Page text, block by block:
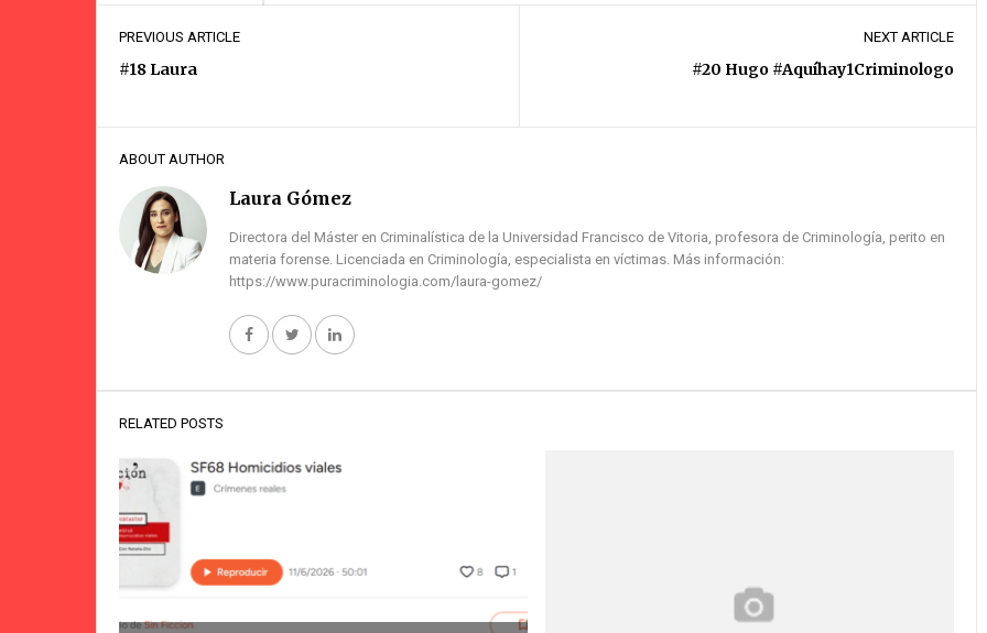
PREVIOUS ARTICLE
#18 Laura
NEXT ARTICLE
#20 Hugo #Aquíhay1Criminologo
ABOUT AUTHOR
Laura Gómez
Directora del Máster en Criminalística de la Universidad Francisco de Vitoria, profesora de Criminología, perito en
materia forense. Licenciada en Criminología, especialista en víctimas. Más información:
https://www.puracriminologia.com/laura-gomez/
RELATED POSTS